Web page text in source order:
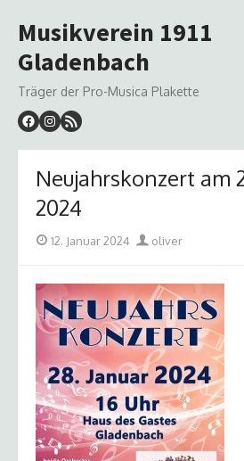
to
content
Musikverein 1911
Gladenbach
Träger der Pro-Musica Plakette
Neujahrskonzert am
2024
Posted
12. Januar 2024 Author
oliver